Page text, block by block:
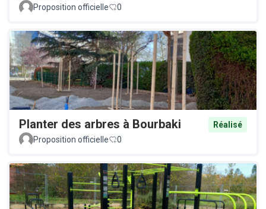
Proposition officielle 0
Planter des arbres à Bourbaki
Réalisé
Proposition officielle
0